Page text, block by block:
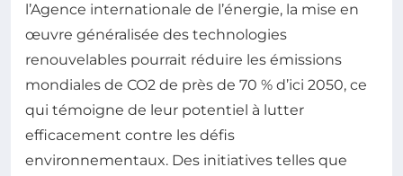
l’Agence internationale de l’énergie, la mise en
œuvre généralisée des technologies
renouvelables pourrait réduire les émissions
mondiales de CO2 de près de 70 % d’ici 2050, ce
qui témoigne de leur potentiel à lutter
efficacement contre les défis
environnementaux. Des initiatives telles que